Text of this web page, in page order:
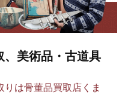
、美術品・古道具
は骨董品買取店くま